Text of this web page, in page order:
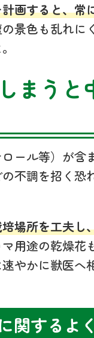
画すると、常
景色も乱れに
まうと
ール等）が含
不調を招く恐
場所を工夫し
用途の乾燥花
やかに獣医へ
関するよ